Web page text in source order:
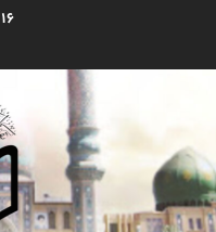
۱۶ مرداد ۱۴۰۵